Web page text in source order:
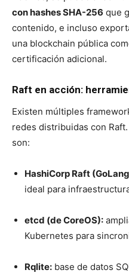
con hashes SHA-256 que
contenido, e incluso
una blockchain pública
certificación adicional.
Raft en acción:
Existen múltiples
redes distribuidas con
son:
HashiCorp Raft
ideal para
etcd (de CoreOS):
Kubernetes para
Rqlite: base de datos